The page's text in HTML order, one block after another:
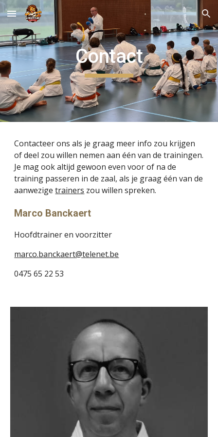
Skip to main content Skip to navigation
Contact
Contacteer ons als je graag meer info zou krijgen
of deel zou willen nemen aan één van de trainingen.
Je mag ook altijd gewoon even voor of na de
training passeren in de zaal, als je graag één van de
aanwezige trainers zou willen spreken.
Marco Banckaert
Hoofdtrainer en voorzitter
marco.banckaert@telenet.be
0475 65 22 53